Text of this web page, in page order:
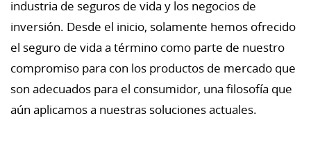
industria de seguros de vida y los negocios de
inversión. Desde el inicio, solamente hemos ofrecido
el seguro de vida a término como parte de nuestro
compromiso para con los productos de mercado que
son adecuados para el consumidor, una filosofía que
aún aplicamos a nuestras soluciones actuales.